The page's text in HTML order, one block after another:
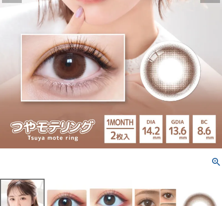
配送方法について
発送について
お支払い方法について
お買い物ガイド
お問い合わせ
よくあるご質問